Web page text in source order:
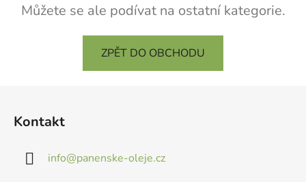
Můžete se ale podívat na ostatní kategorie.
ZPĚT DO OBCHODU
Kontakt
info@panenske-oleje.cz